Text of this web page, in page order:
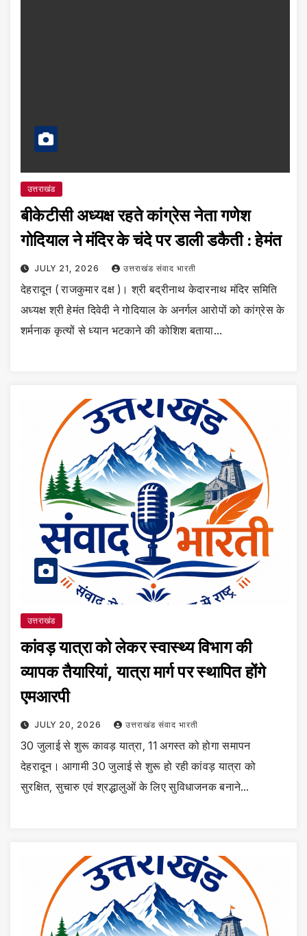
उत्तराखंड
बीकेटीसी अध्यक्ष रहते कांग्रेस नेता गणेश
गोदियाल ने मंदिर के चंदे पर डाली डकैती : हेमंत
JULY 21, 2026 उत्तराखंड संवाद भारती
देहरादून ( राजकुमार दक्ष )। श्री बद्रीनाथ केदारनाथ मंदिर समिति
अध्यक्ष श्री हेमंत दिवेदी ने गोदियाल के अनर्गल आरोपों को कांग्रेस के
शर्मनाक कृत्यों से ध्यान भटकाने की कोशिश बताया…
उत्तराखंड
कांवड़ यात्रा को लेकर स्वास्थ्य विभाग की
व्यापक तैयारियां, यात्रा मार्ग पर स्थापित होंगे
एमआरपी
JULY 20, 2026 उत्तराखंड संवाद भारती
30 जुलाई से शुरू कावड़ यात्रा, 11 अगस्त को होगा समापन
देहरादून। आगामी 30 जुलाई से शुरू हो रही कांवड़ यात्रा को
सुरक्षित, सुचारु एवं श्रद्धालुओं के लिए सुविधाजनक बनाने…